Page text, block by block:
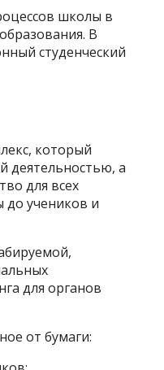
школы в
В
студенческий
который
деятельностью, а
для всех
до учеников и
для органов
от бумаги: